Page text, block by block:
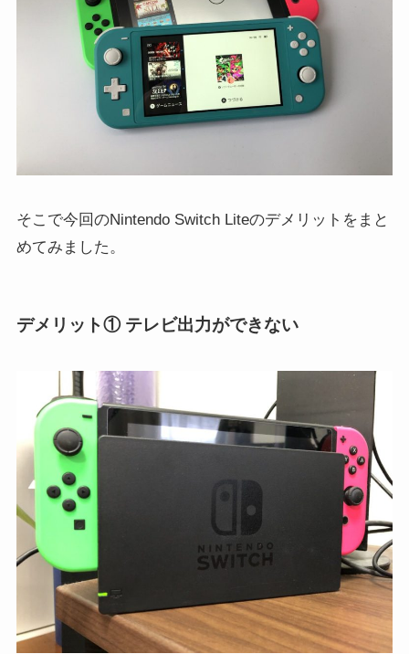
そこで今回のNintendo Switch Liteのデメリットをまと
めてみました。
デメリット① テレビ出力ができない